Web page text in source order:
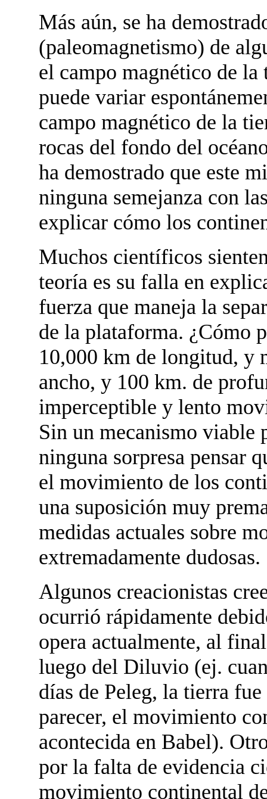
Más aún, se ha
(paleomagnetismo) de
el campo magnético de
puede variar
campo magnético de la
rocas del fondo del
ha demostrado que este
ninguna semejanza con
explicar cómo los
Muchos científicos
teoría es su falla en
fuerza que maneja la
de la plataforma. ¿Cómo
10,000 km de longitud, y
ancho, y 100 km. de
imperceptible y lento
Sin un mecanismo viable
ninguna sorpresa pensar
el movimiento de los
una suposición muy
medidas actuales sobre
extremadamente dudosas.
Algunos creacionistas
ocurrió rápidamente
opera actualmente, al
luego del Diluvio (ej.
días de Peleg, la tierra
parecer, el movimiento
acontecida en Babel).
por la falta de evidencia
movimiento continental